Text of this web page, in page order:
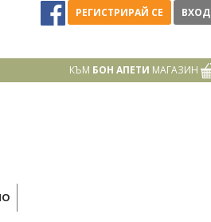
РЕГИСТРИРАЙ СЕ ВХОД
КЪМ БОН АПЕТИ МАГАЗИН